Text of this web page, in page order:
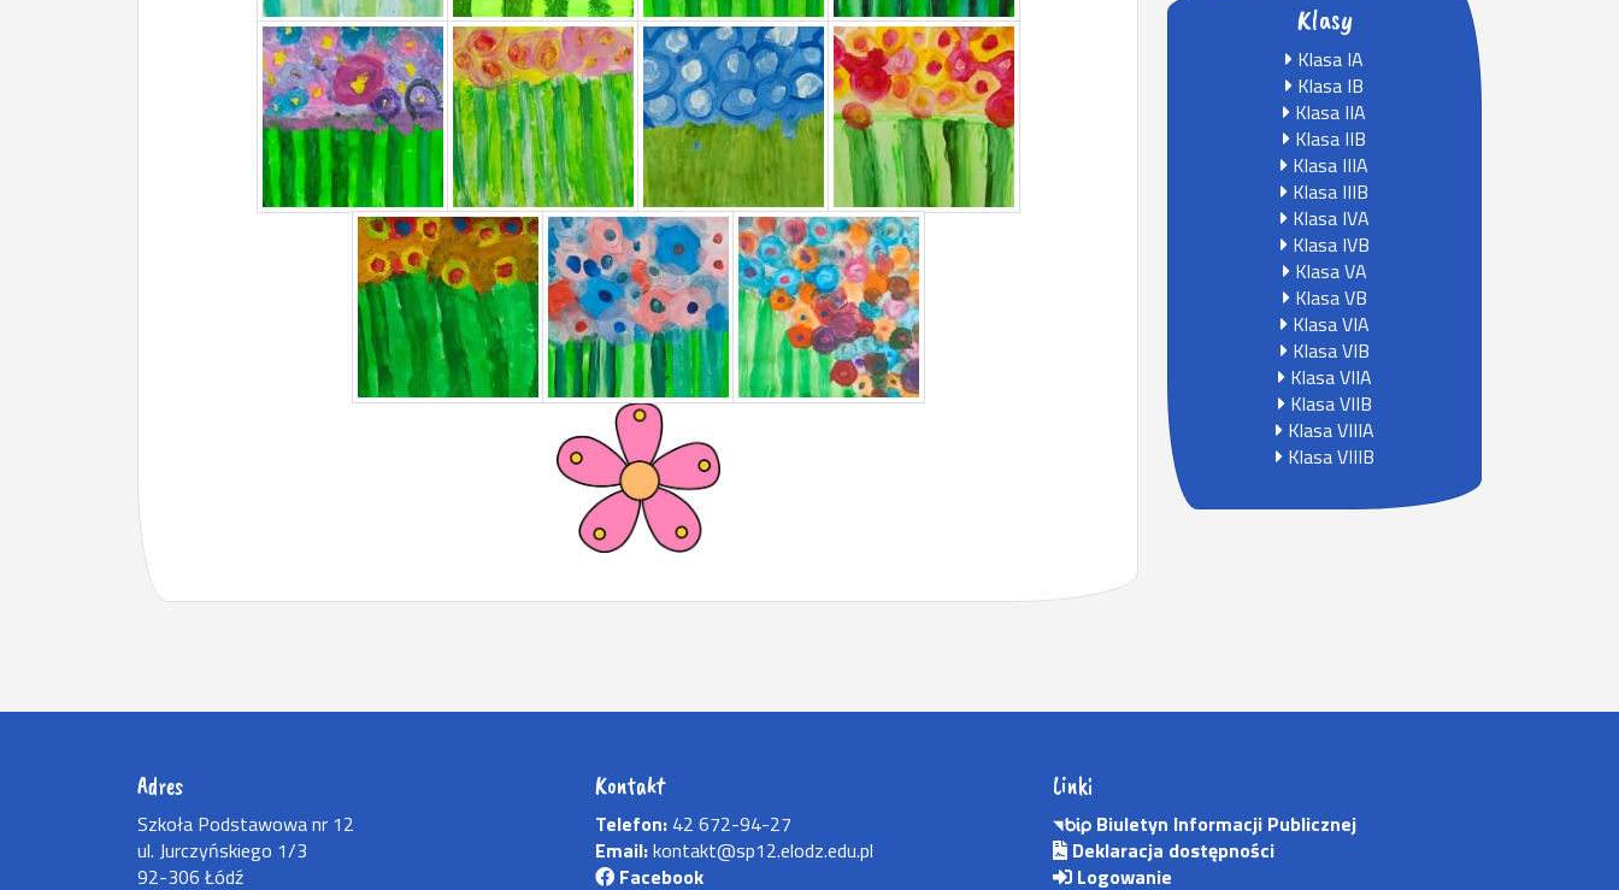
Klasy
Klasa IA
Klasa IB
Klasa IIA
Klasa IIB
Klasa IIIA
Klasa IIIB
Klasa IVA
Klasa IVB
Klasa VA
Klasa VB
Klasa VIA
Klasa VIB
Klasa VIIA
Klasa VIIB
Klasa VIIIA
Klasa VIIIB
Adres
Szkoła Podstawowa nr 12
ul. Jurczyńskiego 1/3
92-306 Łódź
Kontakt
Telefon: 42 672-94-27
Email:kontakt@sp12.elodz.edu.pl
Facebook
Linki
Biuletyn Informacji Publicznej
Deklaracja dostępności
Logowanie